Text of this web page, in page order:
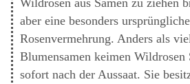
Wildrosen aus Samen zu ziehen
aber eine besonders
Rosenvermehrung. Anders als
Blumensamen keimen Wildrosen
sofort nach der Aussaat. Sie